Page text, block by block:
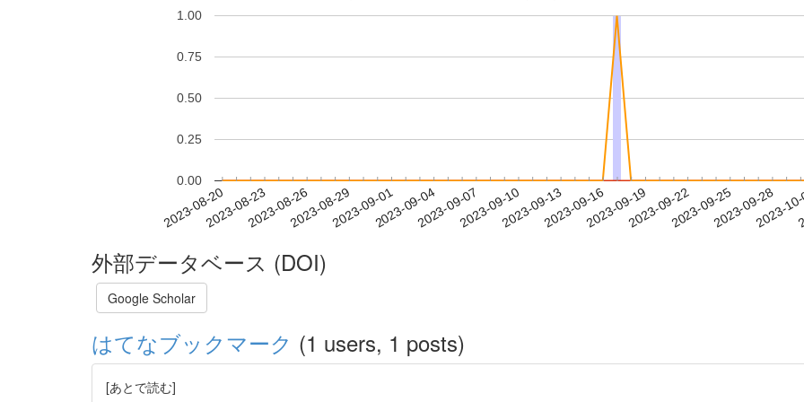
2023-08-202023-08-232023-08-262023-08-292023-09-012023-09-042023-09-072023-09-102023-09-132023-09-162023-09-192023-09-222023-09-252023-09-28
2023-
0.00
0.25
0.50
0.75
1.00
外部データベース (DOI)
Google Scholar
はてなブックマーク (1 users, 1 posts)
[あとで読む]